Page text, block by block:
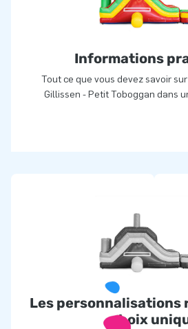
Informations
Tout ce que vous devez savoir
Gillissen - Petit Toboggan dans
Les personnalisations
choix